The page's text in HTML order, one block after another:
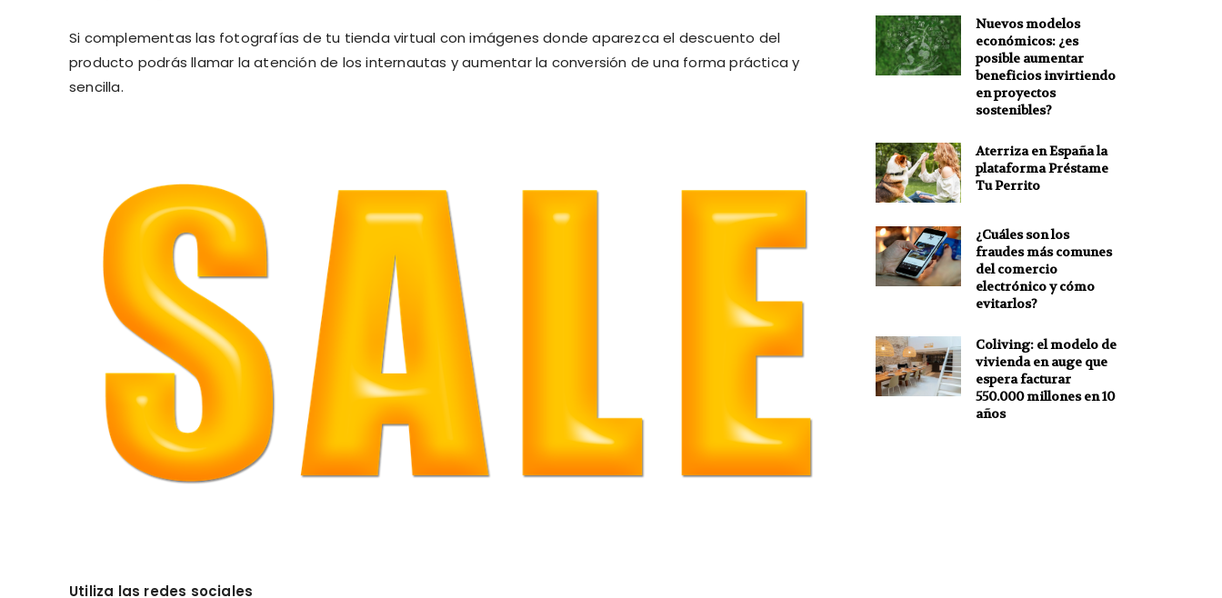
Si complementas las fotografías de tu tienda virtual con imágenes donde aparezca el descuento del
producto podrás llamar la atención de los internautas y aumentar la conversión de una forma práctica y
sencilla.
Utiliza las redes sociales
Nuevos modelos
económicos: ¿es
posible aumentar
beneficios invirtiendo
en proyectos
sostenibles?
Aterriza en España la
plataforma Préstame
Tu Perrito
¿Cuáles son los
fraudes más comunes
del comercio
electrónico y cómo
evitarlos?
Coliving: el modelo de
vivienda en auge que
espera facturar
550.000 millones en 10
años